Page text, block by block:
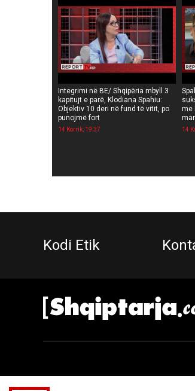
Integrimi në BE/ Shqipëria mbyll 3
kapitujt e parë, Klodiana Spahiu:
Objektiv 10 deri në fund të vitit, po
punojmë fort
14 Korrik, 19:37
me
14
Kodi Etik